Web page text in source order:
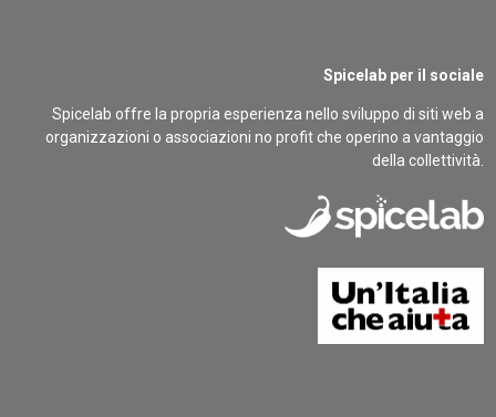
Spicelab per il sociale
Spicelab offre la propria esperienza nello sviluppo di siti web a
organizzazioni o associazioni no profit che operino a vantaggio
della collettività.